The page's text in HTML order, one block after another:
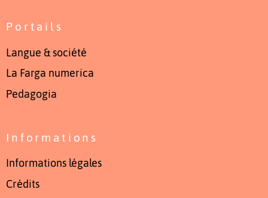
Portails
Langue & société
La Farga numerica
Pedagogia
Informations
Informations légales
Crédits